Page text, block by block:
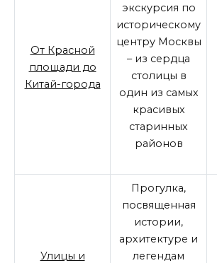
От Красной
площади до
Китай-города
экскурсия по
историческому
центру Москвы
– из сердца
столицы в
один из самых
красивых
старинных
районов
Улицы и
Прогулка,
посвященная
истории,
архитектуре и
легендам